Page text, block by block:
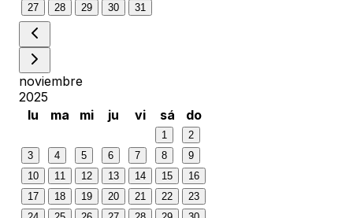
27
28 29 30 31
noviembre
2025
lu
ma mi ju vi sá do
1
2
3
4 5 6 7 8
9
10
11 12 13 14 15
16
17
18 19 20 21 22
23